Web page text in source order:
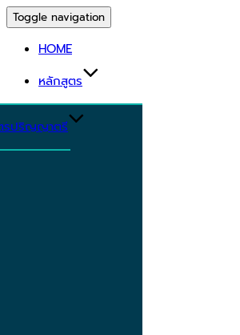
Toggle navigation
HOME
หลักสูตร
รปริญญาตรี